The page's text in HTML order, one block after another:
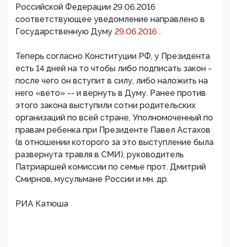
Российской Федерации 29.06.2016
соответствующее уведомление направлено в
Государственную Думу 29.06.2016 .
Теперь согласно Конституции РФ, у Президента
есть 14 дней на то чтобы либо подписать закон -
после чего он вступит в силу, либо наложить на
него «вето» -- и вернуть в Думу. Ранее против
этого закона выступили сотни родительских
организаций по всей стране, Уполномоченный по
правам ребенка при Президенте Павел Астахов
(в отношении которого за это выступление была
развернута травля в СМИ), руководитель
Патриаршей комиссии по семье прот. Дмитрий
Смирнов, мусульмане России и мн. др.
РИА Катюша